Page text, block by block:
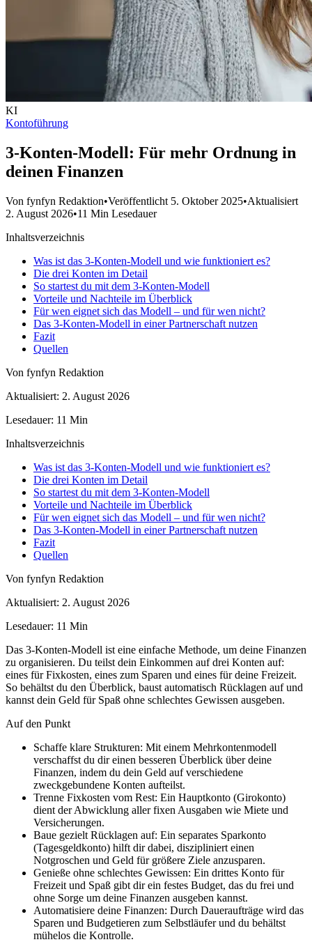
KI
Kontoführung
3-Konten-Modell: Für mehr Ordnung in
deinen Finanzen
Von fynfyn Redaktion•Veröffentlicht 5. Oktober 2025•Aktualisiert
2. August 2026•11 Min Lesedauer
Inhaltsverzeichnis
Was ist das 3-Konten-Modell und wie funktioniert es?
Die drei Konten im Detail
So startest du mit dem 3-Konten-Modell
Vorteile und Nachteile im Überblick
Für wen eignet sich das Modell – und für wen nicht?
Das 3-Konten-Modell in einer Partnerschaft nutzen
Fazit
Quellen
Von fynfyn Redaktion
Aktualisiert: 2. August 2026
Lesedauer: 11 Min
Inhaltsverzeichnis
Was ist das 3-Konten-Modell und wie funktioniert es?
Die drei Konten im Detail
So startest du mit dem 3-Konten-Modell
Vorteile und Nachteile im Überblick
Für wen eignet sich das Modell – und für wen nicht?
Das 3-Konten-Modell in einer Partnerschaft nutzen
Fazit
Quellen
Von fynfyn Redaktion
Aktualisiert: 2. August 2026
Lesedauer: 11 Min
Das 3-Konten-Modell ist eine einfache Methode, um deine Finanzen
zu organisieren. Du teilst dein Einkommen auf drei Konten auf:
eines für Fixkosten, eines zum Sparen und eines für deine Freizeit.
So behältst du den Überblick, baust automatisch Rücklagen auf und
kannst dein Geld für Spaß ohne schlechtes Gewissen ausgeben.
Auf den Punkt
Schaffe klare Strukturen: Mit einem Mehrkontenmodell
verschaffst du dir einen besseren Überblick über deine
Finanzen, indem du dein Geld auf verschiedene
zweckgebundene Konten aufteilst.
Trenne Fixkosten vom Rest: Ein Hauptkonto (Girokonto)
dient der Abwicklung aller fixen Ausgaben wie Miete und
Versicherungen.
Baue gezielt Rücklagen auf: Ein separates Sparkonto
(Tagesgeldkonto) hilft dir dabei, diszipliniert einen
Notgroschen und Geld für größere Ziele anzusparen.
Genieße ohne schlechtes Gewissen: Ein drittes Konto für
Freizeit und Spaß gibt dir ein festes Budget, das du frei und
ohne Sorge um deine Finanzen ausgeben kannst.
Automatisiere deine Finanzen: Durch Daueraufträge wird das
Sparen und Budgetieren zum Selbstläufer und du behältst
mühelos die Kontrolle.